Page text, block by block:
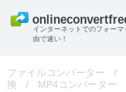
インターネットでのフォーマ
由で速い！
ファイルコンバーター /
換
/ MP4コンバーター